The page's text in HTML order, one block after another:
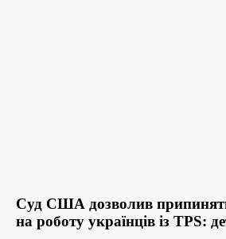
Суд США дозволив
на роботу українців із TPS: